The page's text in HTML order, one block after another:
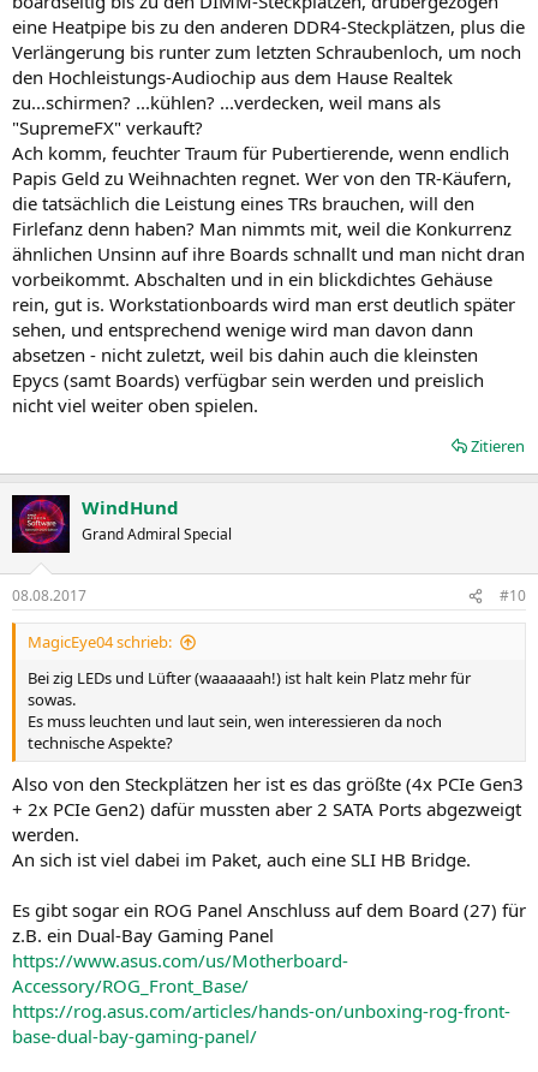
eine Heatpipe bis zu den anderen DDR4-Steckplätzen, plus die
Verlängerung bis runter zum letzten Schraubenloch, um noch
den Hochleistungs-Audiochip aus dem Hause Realtek
zu...schirmen? ...kühlen? ...verdecken, weil mans als
"SupremeFX" verkauft?
Ach komm, feuchter Traum für Pubertierende, wenn endlich
Papis Geld zu Weihnachten regnet. Wer von den TR-Käufern,
die tatsächlich die Leistung eines TRs brauchen, will den
Firlefanz denn haben? Man nimmts mit, weil die Konkurrenz
ähnlichen Unsinn auf ihre Boards schnallt und man nicht dran
vorbeikommt. Abschalten und in ein blickdichtes Gehäuse
rein, gut is. Workstationboards wird man erst deutlich später
sehen, und entsprechend wenige wird man davon dann
absetzen - nicht zuletzt, weil bis dahin auch die kleinsten
Epycs (samt Boards) verfügbar sein werden und preislich
nicht viel weiter oben spielen.
Zitieren
WindHund
Grand Admiral Special
08.08.2017 #10
MagicEye04 schrieb:
Bei zig LEDs und Lüfter (waaaaaah!) ist halt kein Platz mehr für
sowas.
Es muss leuchten und laut sein, wen interessieren da noch
technische Aspekte?
Also von den Steckplätzen her ist es das größte (4x PCIe Gen3
+ 2x PCIe Gen2) dafür mussten aber 2 SATA Ports abgezweigt
werden.
An sich ist viel dabei im Paket, auch eine SLI HB Bridge.
Es gibt sogar ein ROG Panel Anschluss auf dem Board (27) für
z.B. ein Dual-Bay Gaming Panel
https://www.asus.com/us/Motherboard-
Accessory/ROG_Front_Base/
https://rog.asus.com/articles/hands-on/unboxing-rog-front-
base-dual-bay-gaming-panel/